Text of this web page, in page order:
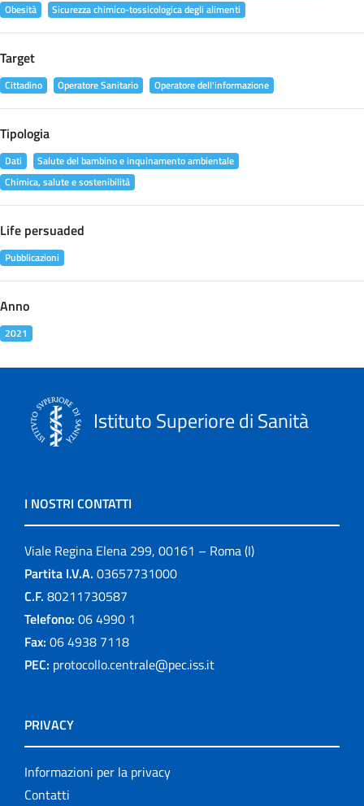
Obesità
Sicurezza chimico-tossicologica degli alimenti
Target
Cittadino Operatore Sanitario Operatore dell'informazione
Tipologia
Dati
Salute del bambino e inquinamento ambientale
Chimica, salute e sostenibilità
Life persuaded
Pubblicazioni
Anno
2021
Istituto Superiore di Sanità
I NOSTRI CONTATTI
Viale Regina Elena 299, 00161 – Roma (I)
Partita I.V.A. 03657731000
C.F. 80211730587
Telefono: 06 4990 1
Fax: 06 4938 7118
PEC: protocollo.centrale@pec.iss.it
PRIVACY
Informazioni per la privacy
Contatti